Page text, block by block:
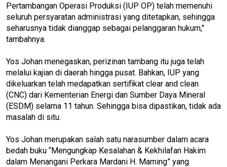
Pertambangan Operasi Produksi (IUP OP) telah memenuhi
seluruh persyaratan administrasi yang ditetapkan, sehingga
seharusnya tidak dianggap sebagai pelanggaran hukum,"
tambahnya.
Yos Johan menegaskan, perizinan tambang itu juga telah
melalui kajian di daerah hingga pusat. Bahkan, IUP yang
dikeluarkan telah medapatkan sertifikat clear and clean
(CNC) dari Kementerian Energi dan Sumber Daya Mineral
(ESDM) selama 11 tahun. Sehingga bisa dipastikan, tidak ada
masalah di situ.
Yos Johan merupakan salah satu narasumber dalam acara
bedah buku “Mengungkap Kesalahan & Kekhilafan Hakim
dalam Menangani Perkara Mardani H. Maming” yang